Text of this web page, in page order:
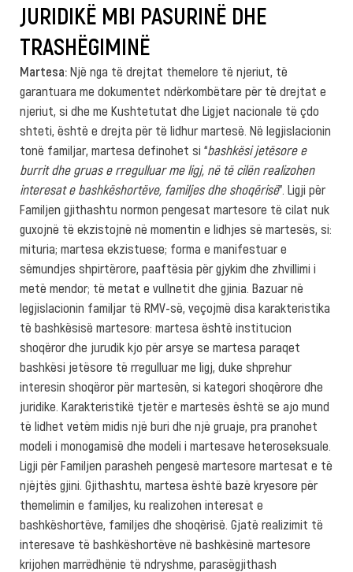
JURIDIKË MBI PASURINË DHE
TRASHËGIMINË
Martesa: Një nga të drejtat themelore të njeriut, të
garantuara me dokumentet ndërkombëtare për të drejtat e
njeriut, si dhe me Kushtetutat dhe Ligjet nacionale të çdo
shteti, është e drejta për të lidhur martesë. Në legjislacionin
tonë familjar, martesa definohet si “bashkësi jetësore e
burrit dhe gruas e rregulluar me ligj, në të cilën realizohen
interesat e bashkëshortëve, familjes dhe shoqërisë”. Ligji për
Familjen gjithashtu normon pengesat martesore të cilat nuk
guxojnë të ekzistojnë në momentin e lidhjes së martesës, si:
mituria; martesa ekzistuese; forma e manifestuar e
sëmundjes shpirtërore, paaftësia për gjykim dhe zhvillimi i
metë mendor; të metat e vullnetit dhe gjinia. Bazuar në
legjislacionin familjar të RMV-së, veçojmë disa karakteristika
të bashkësisë martesore: martesa është institucion
shoqëror dhe jurudik kjo për arsye se martesa paraqet
bashkësi jetësore të rregulluar me ligj, duke shprehur
interesin shoqëror për martesën, si kategori shoqërore dhe
juridike. Karakteristikë tjetër e martesës është se ajo mund
të lidhet vetëm midis një buri dhe një gruaje, pra pranohet
modeli i monogamisë dhe modeli i martesave heteroseksuale.
Ligji për Familjen parasheh pengesë martesore martesat e të
njëjtës gjini. Gjithashtu, martesa është bazë kryesore për
themelimin e familjes, ku realizohen interesat e
bashkëshortëve, familjes dhe shoqërisë. Gjatë realizimit të
interesave të bashkëshortëve në bashkësinë martesore
krijohen marrëdhënie të ndryshme, parasëgjithash